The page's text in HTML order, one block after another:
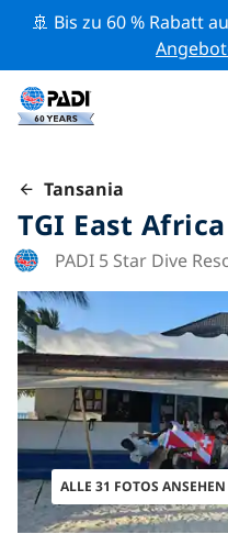
🚢 Bis zu 60 % Rabatt
Tansania
TGI East
PADI 5 Star Dive
ALLE 31 FOTOS ANSEHEN